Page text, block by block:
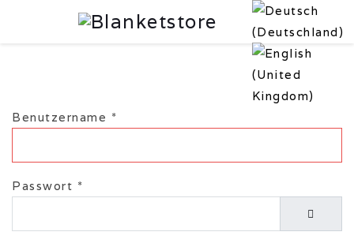
Benutzername *
Passwort *